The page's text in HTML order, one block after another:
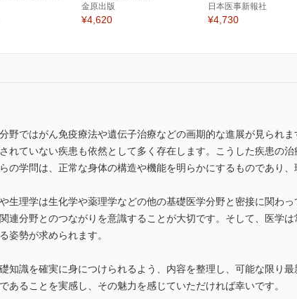
金原出版
¥4,620
日本医事新報社
¥4,730
野ではがん免疫療法や遺伝子治療などの画期的な進展が見られ
れていない疾患も依然として多く存在します。こうした疾患の
の学問は、正常な身体の構造や機能を明らかにするものであり、
生理学は生化学や薬理学などの他の基礎医学分野と密接に関わ
連分野とのつながりを意識することが大切です。そして、医学
姿勢が求められます。
知識を確実に身につけられるよう、内容を整理し、可能な限り
あることを実感し、その魅力を感じていただければ幸いです。